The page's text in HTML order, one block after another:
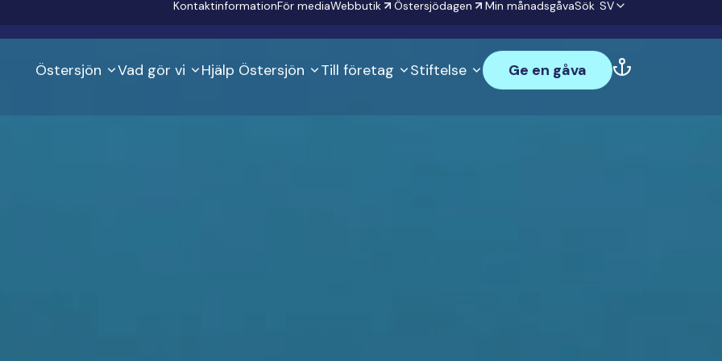
Secondary
Östersjön Vad gör vi Hjälp Östersjön Till företag Ge en gåva